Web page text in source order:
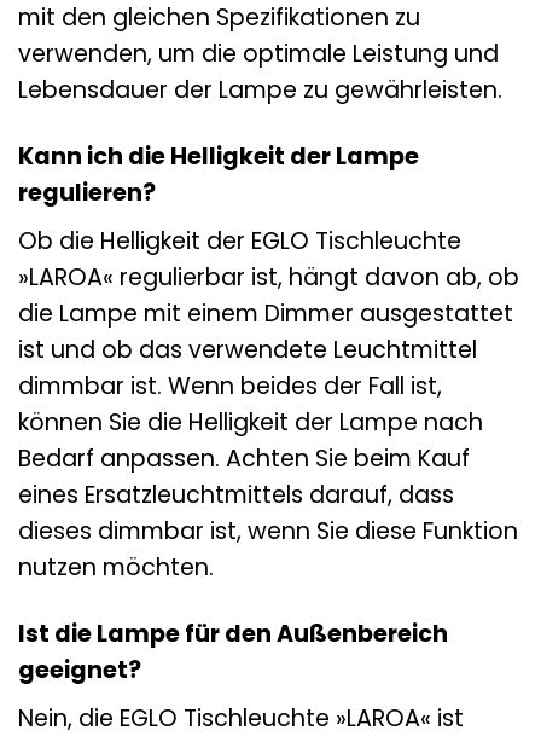
mit den gleichen Spezifikationen zu
verwenden, um die optimale Leistung und
Lebensdauer der Lampe zu gewährleisten.
Kann ich die Helligkeit der Lampe
regulieren?
Ob die Helligkeit der EGLO Tischleuchte
»LAROA« regulierbar ist, hängt davon ab, ob
die Lampe mit einem Dimmer ausgestattet
ist und ob das verwendete Leuchtmittel
dimmbar ist. Wenn beides der Fall ist,
können Sie die Helligkeit der Lampe nach
Bedarf anpassen. Achten Sie beim Kauf
eines Ersatzleuchtmittels darauf, dass
dieses dimmbar ist, wenn Sie diese Funktion
nutzen möchten.
Ist die Lampe für den Außenbereich
geeignet?
Nein, die EGLO Tischleuchte »LAROA« ist